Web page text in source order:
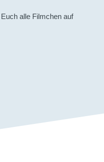
alle Filmchen auf